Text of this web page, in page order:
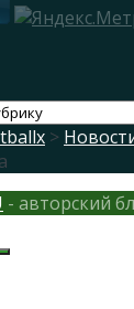
>
- авторский